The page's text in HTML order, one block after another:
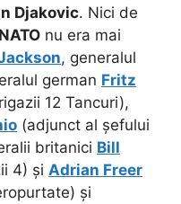
Djakovic. Nici de
nu era mai
, generalul
german Fritz
12 Tancuri),
(adjunct al șefului
britanici Bill
4) și Adrian Freer
și